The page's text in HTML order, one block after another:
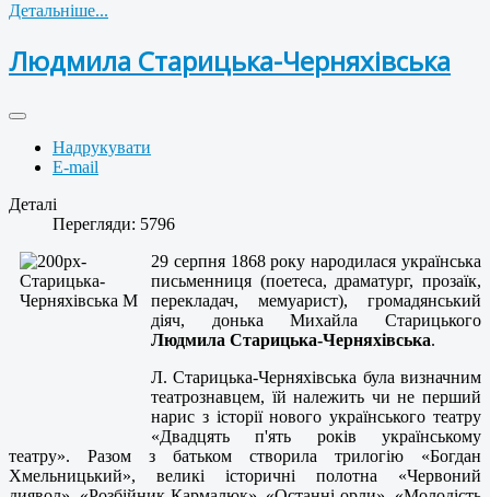
Детальніше...
Людмила Старицька-Черняхівська
Надрукувати
E-mail
Деталі
Перегляди: 5796
29 серпня 1868 року народилася українська
письменниця (поетеса, драматург, прозаїк,
перекладач, мемуарист), громадянський
діяч, донька Михайла Старицького
Людмила Старицька-Черняхівська.
Л. Старицька-Черняхівська була визначним
театрознавцем, їй належить чи не перший
нарис з історії нового українського театру
«Двадцять п'ять років українському
театру». Разом з батьком створила трилогію «Богдан
Хмельницький», великі історичні полотна «Червоний